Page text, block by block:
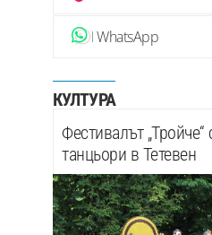
WhatsApp
КУЛТУРА
Фестивалът
танцьори в Тетевен